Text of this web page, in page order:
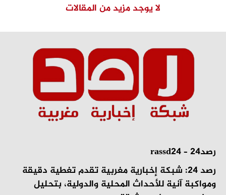
لا يوجد مزيد من المقالات
رصد24 – rassd24
رصد 24: شبكة إخبارية مغربية تقدم تغطية دقيقة
ومواكبة آنية للأحداث المحلية والدولية، بتحليل